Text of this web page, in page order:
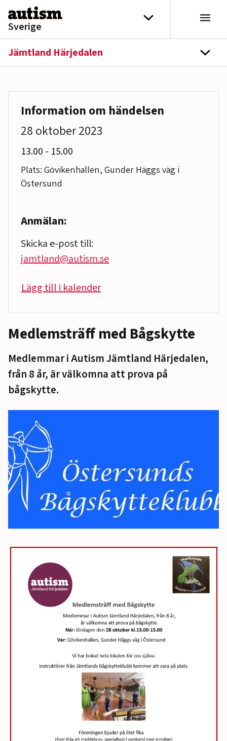
Hoppa till innehåll
Sverige
Välj distrikt
Jämtland Härjedalen
Medlemsträff med Bågskytte
Medlemmar i Autism Jämtland Härjedalen,
från 8 år, är välkomna att prova på
bågskytte.
Information om händelsen
28 oktober 2023
13.00 till
- 15.00
Plats: Gövikenhallen, Gunder Häggs väg i
Östersund
Anmälan:
Skicka e-post till:
jamtland@autism.se
Lägg till i kalender